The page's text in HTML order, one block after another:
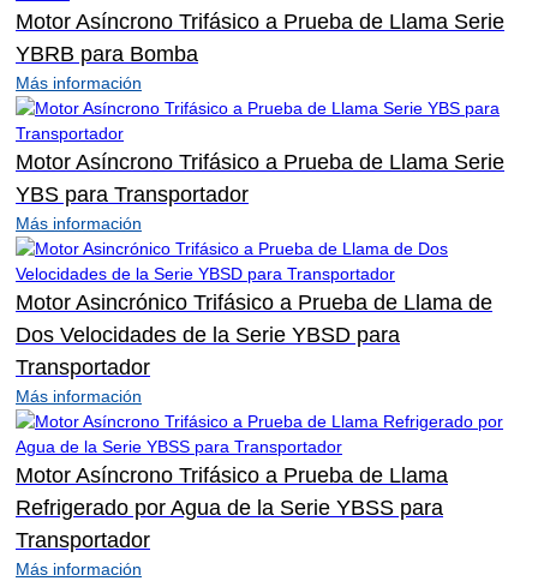
Motor Asíncrono Trifásico a Prueba de Llama Serie
YBRB para Bomba
Más información
Motor Asíncrono Trifásico a Prueba de Llama Serie
YBS para Transportador
Más información
Motor Asincrónico Trifásico a Prueba de Llama de
Dos Velocidades de la Serie YBSD para
Transportador
Más información
Motor Asíncrono Trifásico a Prueba de Llama
Refrigerado por Agua de la Serie YBSS para
Transportador
Más información